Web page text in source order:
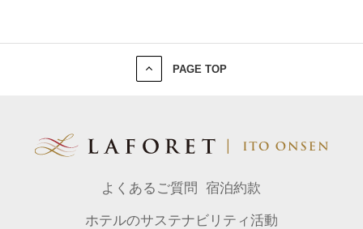
PAGE TOP
よくあるご質問 宿泊約款
ホテルのサステナビリティ活動